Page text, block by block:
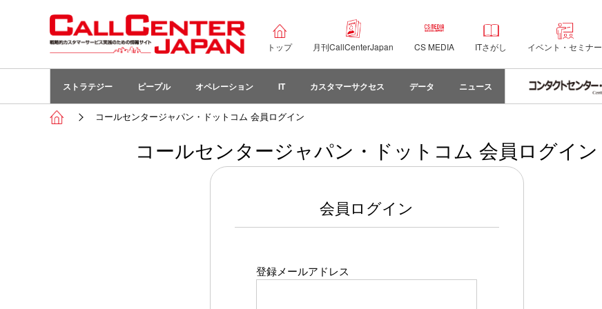
トップ 月刊CallCenterJapan CS MEDIA ITさがし イベント・セミナー
ストラテジー ピープル オペレーション IT カスタマーサクセス データ ニュース
コールセンタージャパン・ドットコム 会員ログイン
コールセンタージャパン・ドットコム 会員ログイン
会員ログイン
登録メールアドレス